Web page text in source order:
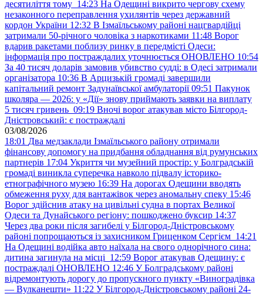
десятиліття тому 14:23 На Одещині викрито чергову схему
незаконного переправлення ухилянтів через державний
кордон України 12:32 В Ізмаїльському районі нацгвардійці
затримали 50-річного чоловіка з наркотиками 11:48 Ворог
вдарив ракетами поблизу ринку в передмісті Одеси:
інформація про постраждалих уточнюється ОНОВЛЕНО 10:54
За 40 тисяч доларів замовив убивство судді: в Одесі затримали
організатора 10:36 В Арцизькій громаді завершили
капітальний ремонт Задунаївської амбулаторії 09:51 Пакунок
школяра — 2026: у «Дії» знову приймають заявки на виплату
5 тисяч гривень 09:19 Вночі ворог атакував місто Білгород-
Дністровський: є постраждалі
03/08/2026
18:01 Два медзаклади Ізмаїльського району отримали
фінансову допомогу на придбання обладнання від румунських
партнерів 17:04 Укриття чи музейний простір: у Болградській
громаді виникла суперечка навколо підвалу історико-
етнографічного музею 16:39 На дорогах Одещини вводять
обмеження руху для вантажівок через аномальну спеку 15:46
Ворог здійснив атаку на цивільні судна в портах Великої
Одеси та Дунайського регіону: пошкоджено буксир 14:37
Через два роки після загибелі у Білгород-Дністровському
районі попрощаються із захисником Гриценком Сергієм 14:21
На Одещині водійка авто наїхала на свого однорічного сина:
дитина загинула на місці 12:59 Ворог атакував Одещину: є
постраждалі ОНОВЛЕНО 12:46 У Болградському районі
відремонтують дорогу до пропускного пункту «Виноградівка
— Вулканешти» 11:22 У Білгород-Дністровському районі 24-